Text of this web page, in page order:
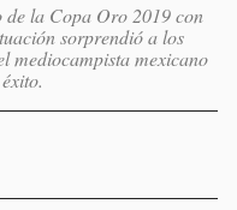
la Copa Oro 2019 con
sorprendió a los
mediocampista mexicano